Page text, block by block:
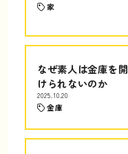
家
なぜ素人は金庫を開
けられないのか
2025.10.20
金庫